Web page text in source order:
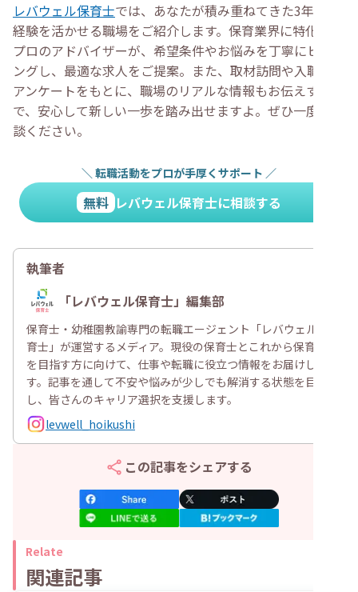
レバウェル保育士では、あなたが積み重ねてきた3年間の
経験を活かせる職場をご紹介します。保育業界に特化した
プロのアドバイザーが、希望条件やお悩みを丁寧にヒアリ
ングし、最適な求人をご提案。また、取材訪問や入職後の
アンケートをもとに、職場のリアルな情報もお伝えするの
で、安心して新しい一歩を踏み出せますよ。ぜひ一度ご相
談ください。
＼ 転職活動をプロが手厚くサポート ／
無料 レバウェル保育士に相談する
執筆者
「レバウェル保育士」編集部
保育士・幼稚園教諭専門の転職エージェント「レバウェル保
育士」が運営するメディア。現役の保育士とこれから保育士
を目指す方に向けて、仕事や転職に役立つ情報をお届けしま
す。記事を通して不安や悩みが少しでも解消する状態を目指
し、皆さんのキャリア選択を支援します。
levwell_hoikushi
この記事をシェアする
Relate
関連記事